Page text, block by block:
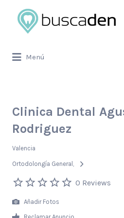
Buscar
por:
Menú
por:
Clinica Dental
Rodriguez
Valencia
Ortodolongía General
0 Reviews
Añadir Fotos